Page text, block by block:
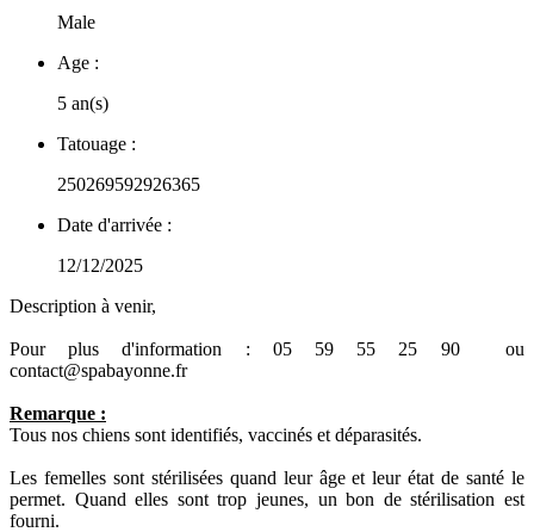
Male
Age :
5 an(s)
Tatouage :
250269592926365
Date d'arrivée :
12/12/2025
Description à venir,
Pour plus d'information : 05 59 55 25 90 ou
contact@spabayonne.fr
Remarque :
Tous nos chiens sont identifiés, vaccinés et déparasités.
Les femelles sont stérilisées quand leur âge et leur état de santé le
permet. Quand elles sont trop jeunes, un bon de stérilisation est
fourni.